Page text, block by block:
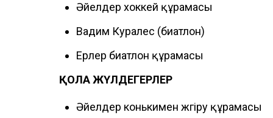
Әйелдер хоккей құрамасы
Вадим Куралес (биатлон)
Ерлер биатлон құрамасы
ҚОЛА ЖҮЛДЕГЕРЛЕР
Әйелдер конькимен жүгіру құрамасы